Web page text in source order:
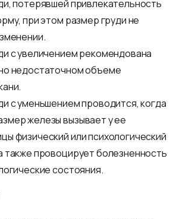
потерявшей привлекательность
при этом размер груди не
с увеличением рекомендована
недостаточном объеме
с уменьшением проводится, когда
железы вызывает у ее
физический или психологический
также провоцирует болезненность
состояния.